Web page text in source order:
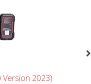
Version 2023)